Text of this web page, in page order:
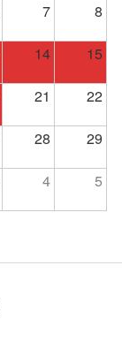
7 8
14 15
21 22
28 29
4 5